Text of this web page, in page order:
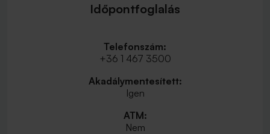
Időpontfoglalás
Telefonszám:
+36 1 467 3500
Akadálymentesített:
Igen
ATM:
Nem